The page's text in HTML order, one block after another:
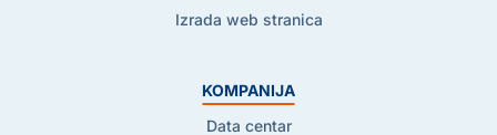
Izrada web stranica
KOMPANIJA
Data centar